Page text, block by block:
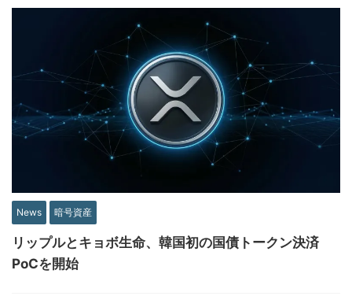
News 暗号資産
リップルとキョボ生命、韓国初の国債トークン決済
PoCを開始